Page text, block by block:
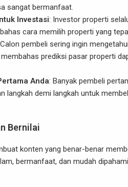
sangat bermanfaat.
Investasi: Investor properti
cara memilih properti yang
pembeli sering ingin
prediksi pasar properti
Anda: Banyak pembeli
langkah demi langkah untuk
Bernilai
konten yang benar-benar
bermanfaat, dan mudah